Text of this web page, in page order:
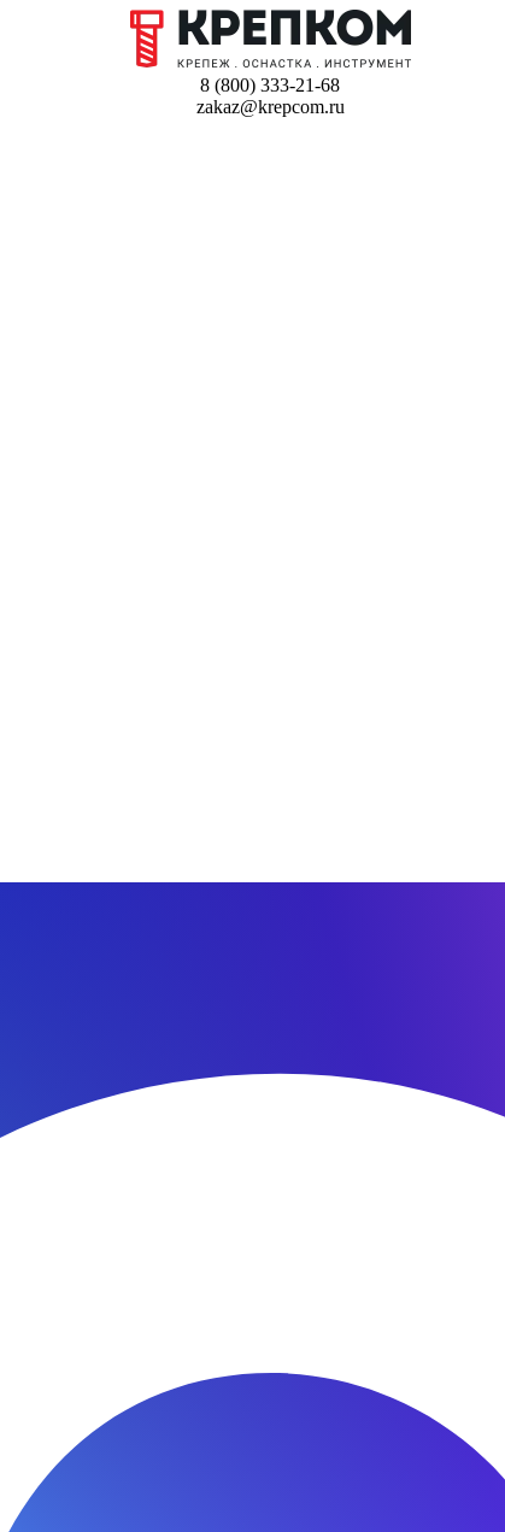
8 (800) 333-21-68
zakaz@krepcom.ru